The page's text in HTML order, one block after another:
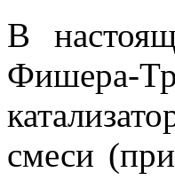
В
Фишера-
смеси